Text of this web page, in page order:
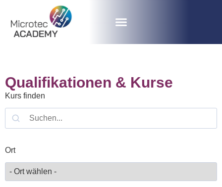
Qualifikationen & Kurse
Kurs finden
Ort